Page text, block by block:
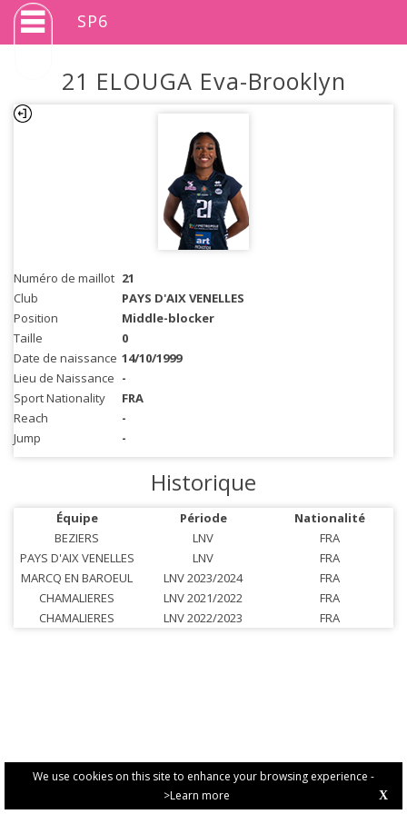
We use cookies on this site to enhance your browsing experience -
>Learn more
X
SP6
21 ELOUGA Eva-Brooklyn
Numéro de maillot 21
Club
PAYS D'AIX VENELLES
Position
Middle-blocker
Taille
0
Date de naissance 14/10/1999
Lieu de Naissance -
Sport Nationality
FRA
Reach
-
Jump
-
Historique
Équipe Période
Nationalité
BEZIERS
LNV
FRA
PAYS D'AIX VENELLES
LNV
FRA
MARCQ EN BAROEUL
LNV 2023/2024
FRA
CHAMALIERES
LNV 2021/2022
FRA
CHAMALIERES
LNV 2022/2023 FRA